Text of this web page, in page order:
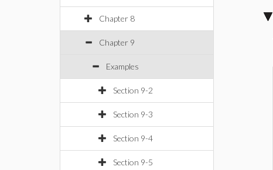
Chapter 8
Chapter 9
Examples
Section 9-2
Section 9-3
Section 9-4
Section 9-5